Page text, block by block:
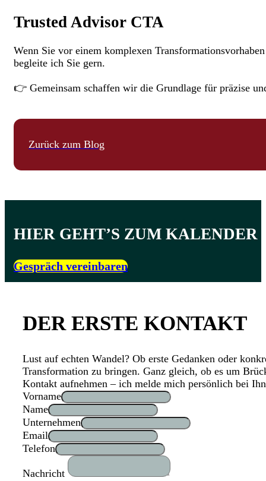
Trusted Advisor CTA
Wenn Sie vor einem komplexen
begleite ich Sie gern.
👉 Gemeinsam schaffen wir die Grundlage für präzise
Zurück zum Blog
HIER GEHT’S ZUM KALENDER
Gespräch vereinbaren
DER ERSTE KONTAKT
Lust auf echten Wandel? Ob erste Gedanken oder
Transformation zu bringen. Ganz gleich, ob es um
Kontakt aufnehmen – ich melde mich persönlich bei
Vorname
Name
Unternehmen
Email
Telefon
Nachricht